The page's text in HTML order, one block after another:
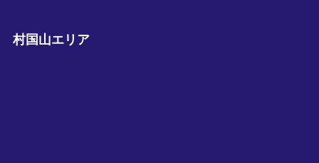
村国山エリア